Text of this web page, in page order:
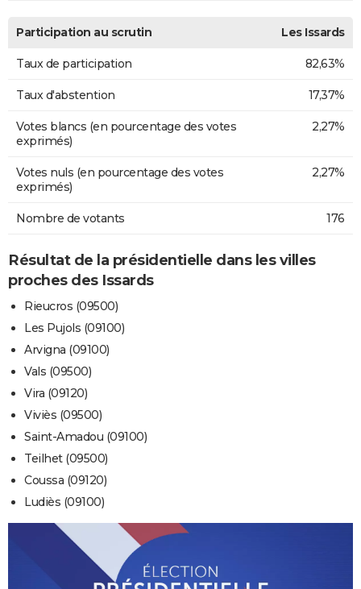
Participation au scrutin Les Issards
Taux de participation 82,63%
Taux d'abstention 17,37%
Votes blancs (en pourcentage des votes
exprimés)
2,27%
Votes nuls (en pourcentage des votes
exprimés)
2,27%
Nombre de votants 176
Résultat de la présidentielle dans les villes
proches des Issards
Rieucros (09500)
Les Pujols (09100)
Arvigna (09100)
Vals (09500)
Vira (09120)
Viviès (09500)
Saint-Amadou (09100)
Teilhet (09500)
Coussa (09120)
Ludiès (09100)